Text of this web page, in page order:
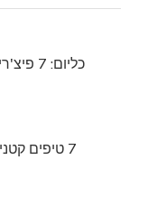
7 טיפים